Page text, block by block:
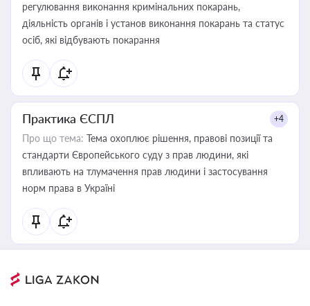
регулювання виконання кримінальних покарань,
діяльність органів і установ виконання покарань та статус
осіб, які відбувають покарання
Практика ЄСПЛ +4
Про що тема: Тема охоплює рішення, правові позиції та
стандарти Європейського суду з прав людини, які
впливають на тлумачення прав людини і застосування
норм права в Україні